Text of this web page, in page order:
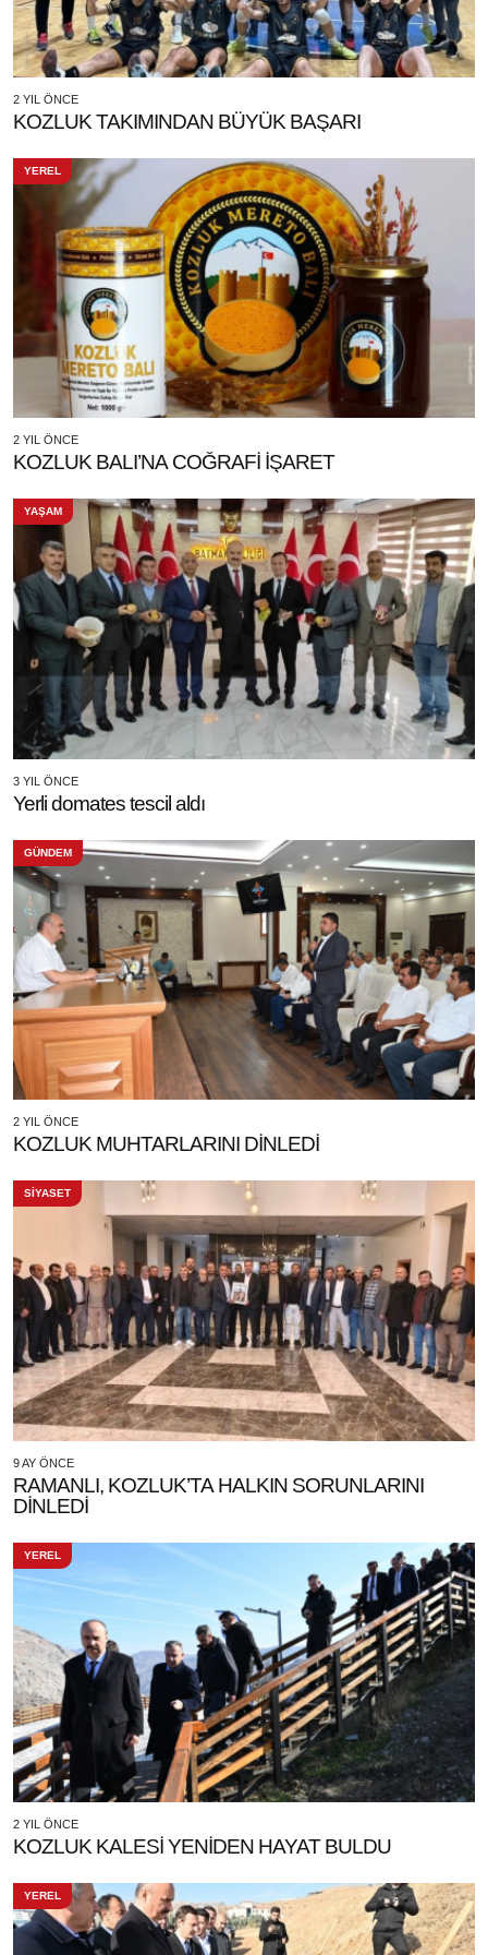
2 YIL ÖNCE
KOZLUK TAKIMINDAN BÜYÜK BAŞARI
YEREL
2 YIL ÖNCE
KOZLUK BALI’NA COĞRAFİ İŞARET
YAŞAM
3 YIL ÖNCE
Yerli domates tescil aldı
GÜNDEM
2 YIL ÖNCE
KOZLUK MUHTARLARINI DİNLEDİ
SİYASET
9 AY ÖNCE
RAMANLI, KOZLUK’TA HALKIN SORUNLARINI
DİNLEDİ
YEREL
2 YIL ÖNCE
KOZLUK KALESİ YENİDEN HAYAT BULDU
YEREL